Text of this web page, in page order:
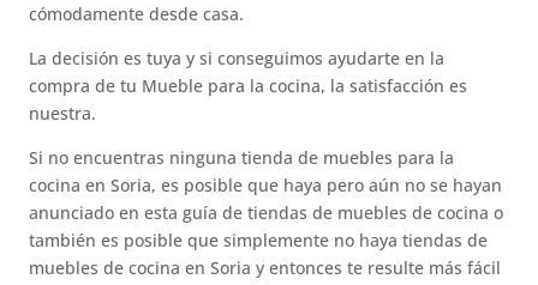
cómodamente desde casa.
La decisión es tuya y si conseguimos ayudarte en la
compra de tu Mueble para la cocina, la satisfacción es
nuestra.
Si no encuentras ninguna tienda de muebles para la
cocina en Soria, es posible que haya pero aún no se hayan
anunciado en esta guía de tiendas de muebles de cocina o
también es posible que simplemente no haya tiendas de
muebles de cocina en Soria y entonces te resulte más fácil